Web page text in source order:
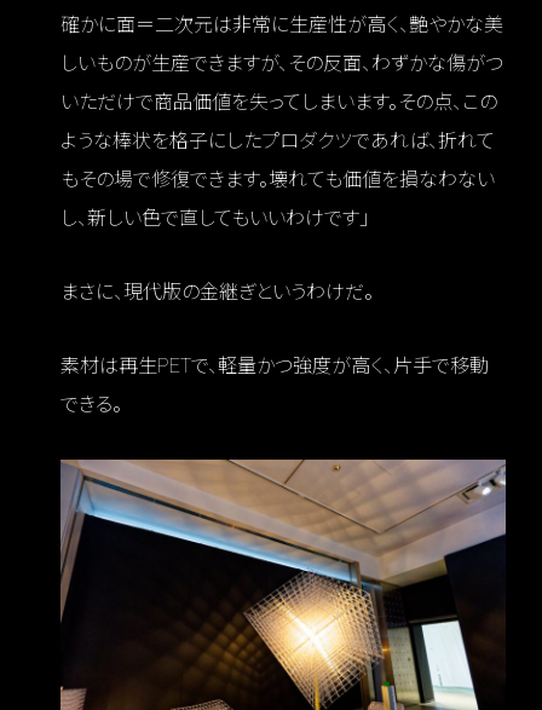
確かに面＝二次元は非常に生産性が高く、艶やかな美
しいものが生産できますが、その反面、わずかな傷がつ
いただけで商品価値を失ってしまいます。その点、この
ような棒状を格子にしたプロダクツであれば、折れて
もその場で修復できます。壊れても価値を損なわない
し、新しい色で直してもいいわけです」
まさに、現代版の金継ぎというわけだ。
素材は再生PETで、軽量かつ強度が高く、片手で移動
できる。